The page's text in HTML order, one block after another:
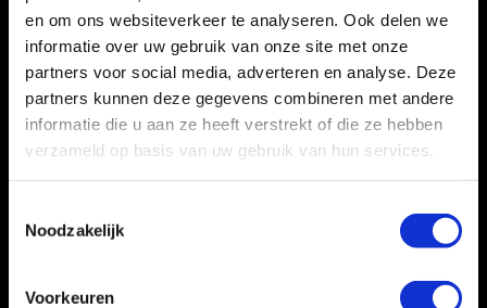
en om ons websiteverkeer te analyseren. Ook delen we
informatie over uw gebruik van onze site met onze
partners voor social media, adverteren en analyse. Deze
partners kunnen deze gegevens combineren met andere
informatie die u aan ze heeft verstrekt of die ze hebben
verzameld op basis van uw gebruik van hun services.
Noodzakelijk
Voorkeuren